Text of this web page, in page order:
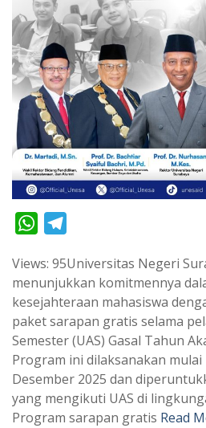
W
a
t
s
A
p
p
l
e
r
a
m
Views: 95Universitas Negeri
menunjukkan komitmennya
kesejahteraan mahasiswa
paket sarapan gratis selama
Semester (UAS) Gasal Tahun
Program ini dilaksanakan mulai
Desember 2025 dan
yang mengikuti UAS di
Program sarapan gratis Read